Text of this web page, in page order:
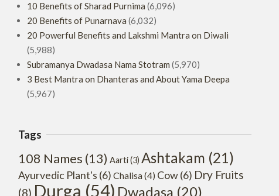
10 Benefits of Sharad Purnima (6,096)
20 Benefits of Punarnava (6,032)
20 Powerful Benefits and Lakshmi Mantra on Diwali
(5,988)
Subramanya Dwadasa Nama Stotram (5,970)
3 Best Mantra on Dhanteras and About Yama Deepa
(5,967)
Tags
108 Names (13) Aarti(3) Ashtakam (21)
Ayurvedic Plant's (6) Chalisa(4) Cow(6) Dry Fruits
(8) Durga (54) Dwadasa (20)